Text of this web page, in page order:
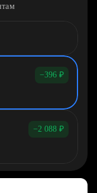
−396 ₽
−2 088 ₽